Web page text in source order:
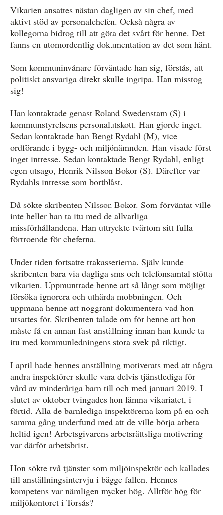
Pressbilder
Så behandlar vi dina personuppgifter
Vikarien ansattes nästan dagligen av sin chef, med
aktivt stöd av personalchefen. Också några av
kollegorna bidrog till att göra det svårt för henne. Det
fanns en utomordentlig dokumentation av det som hänt.
Som kommuninvånare förväntade han sig, förstås, att
politiskt ansvariga direkt skulle ingripa. Han misstog
sig!
Han kontaktade genast Roland Swedenstam (S) i
kommunstyrelsens personalutskott. Han gjorde inget.
Sedan kontaktade han Bengt Rydahl (M), vice
ordförande i bygg- och miljönämnden. Han visade först
inget intresse. Sedan kontaktade Bengt Rydahl, enligt
egen utsago, Henrik Nilsson Bokor (S). Därefter var
Rydahls intresse som bortblåst.
Då sökte skribenten Nilsson Bokor. Som förväntat ville
inte heller han ta itu med de allvarliga
missförhållandena. Han uttryckte tvärtom sitt fulla
förtroende för cheferna.
Under tiden fortsatte trakasserierna. Själv kunde
skribenten bara via dagliga sms och telefonsamtal stötta
vikarien. Uppmuntrade henne att så långt som möjligt
försöka ignorera och uthärda mobbningen. Och
uppmana henne att noggrant dokumentera vad hon
utsattes för. Skribenten talade om för henne att hon
måste få en annan fast anställning innan han kunde ta
itu med kommunledningens stora svek på riktigt.
I april hade hennes anställning motiverats med att några
andra inspektörer skulle vara delvis tjänstlediga för
vård av minderåriga barn till och med januari 2019. I
slutet av oktober tvingades hon lämna vikariatet, i
förtid. Alla de barnlediga inspektörerna kom på en och
samma gång underfund med att de ville börja arbeta
heltid igen! Arbetsgivarens arbetsrättsliga motivering
var därför arbetsbrist.
Hon sökte två tjänster som miljöinspektör och kallades
till anställningsintervju i bägge fallen. Hennes
kompetens var nämligen mycket hög. Alltför hög för
miljökontoret i Torsås?